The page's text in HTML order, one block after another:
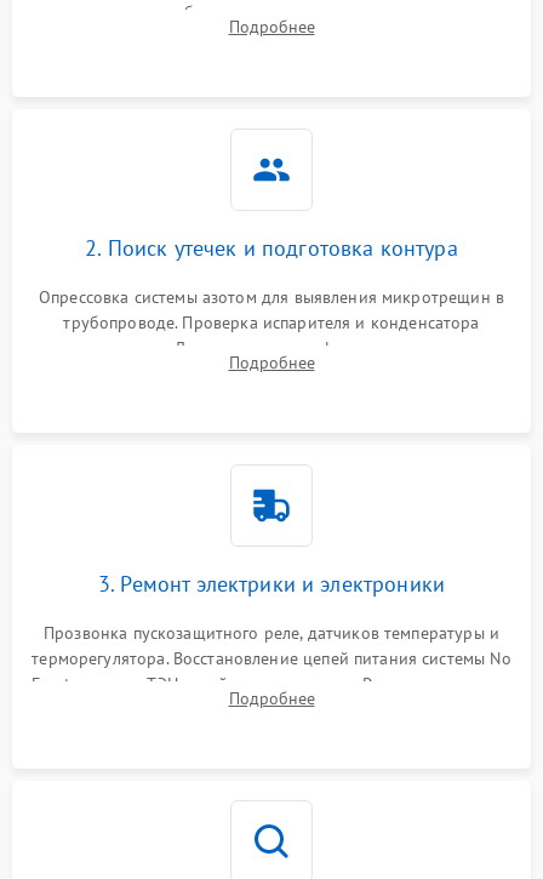
1000 ₽
1800 ₽
сопротивления обмоток мотора, проверка термостата и
считывание кодов ошибок с электронного дисплея.
Подробнее
2. Поиск утечек и подготовка контура
Опрессовка системы азотом для выявления микротрещин в
трубопроводе. Проверка испарителя и конденсатора
течеискателем. Демонтаж старого фильтра-осушителя и
продувка капиллярной трубки для устранения засоров.
Подробнее
3. Ремонт электрики и электроники
Прозвонка пускозащитного реле, датчиков температуры и
терморегулятора. Восстановление цепей питания системы No
Frost, включая ТЭН оттайки и вентилятор. Ремонт или замена
платы управления при сбоях алгоритмов.
Подробнее